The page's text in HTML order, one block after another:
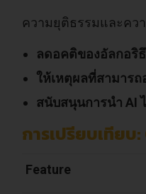
ความยุติธรรมและคว
ลดอคติของอัลกอริ
ให้เหตุผลที่สามารถ
สนับสนุนการนำ AI
การเปรียบเทียบ
Feature